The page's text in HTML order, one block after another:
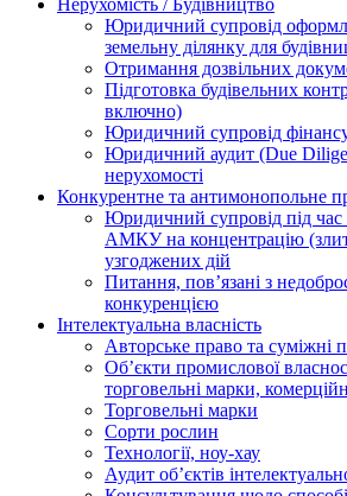
Нерухомість / Будівництво
Юридичний супровід
земельну ділянку для
Отримання дозвільних
Підготовка будівельних
включно)
Юридичний супровід
Юридичний аудит (Due
нерухомості
Конкурентне та антимонопольне
Юридичний супровід під час
АМКУ на концентрацію
узгоджених дій
Питання, пов’язані з
конкуренцією
Інтелектуальна власність
Авторське право та суміжні
Oб’єкти промислової
торговельні марки,
Торговельні марки
Сорти рослин
Технології, ноу-хау
Аудит об’єктів